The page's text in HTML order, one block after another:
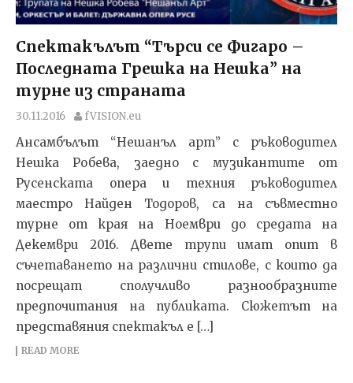
Спектакълът “Търси се Фигаро –
Последната Грешка на Нешка” на
турне из страната
30.11.2016 fVISION.eu
Ансамбълът “Нешанъл арт” с ръководител
Нешка Робева, заедно с музикантите от
Русенската опера и техния ръководител
маестро Найден Тодоров, са на съвместно
турне от края на Ноември до средата на
Декември 2016. Двете трупи имат опит в
съчетаването на различни стилове, с които да
посрещат сполучливо разнообразните
предпочитания на публиката. Сюжетът на
представяния спектакъл е […]
READ MORE